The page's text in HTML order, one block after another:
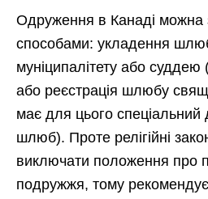
Одруження в Канаді можна
способами: укладення
муніципалітету або
або реєстрація шлюбу
має для цього спеціальний
шлюб). Проте релігійні
виключати положення про
подружжя, тому